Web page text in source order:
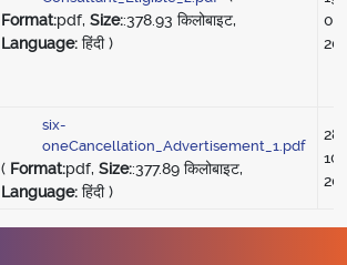
Format:pdf, Size::378.93 किलोबाइट,
Language: हिंदी )
six-
oneCancellation_Advertisement_1.pdf
( Format:pdf, Size::377.89 किलोबाइट,
Language: हिंदी )
28-
10-